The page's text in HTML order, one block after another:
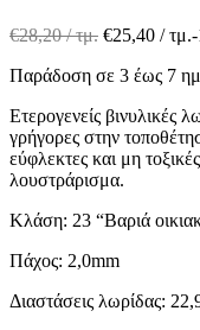
€28,20/ τμ. €25,40 / τμ.
Παράδοση σε 3 έως 7
Ετερογενείς βινυλικές
γρήγορες στην
εύφλεκτες και μη
λουστράρισμα.
Κλάση: 23 “Βαριά
Πάχος: 2,0mm
Διαστάσεις λωρίδας: